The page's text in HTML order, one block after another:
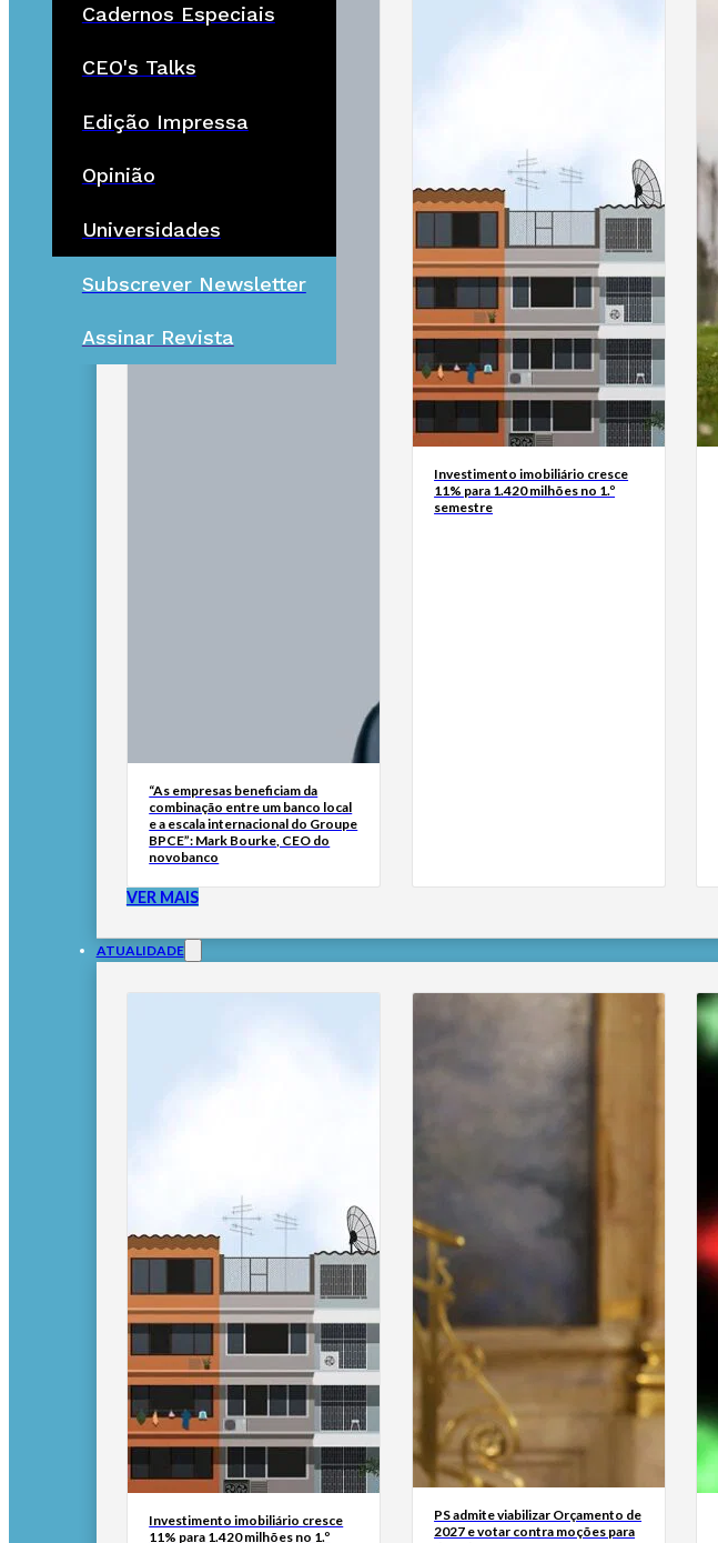
Cadernos Especiais
CEO's Talks
Edição Impressa
Opinião
Universidades
Subscrever Newsletter
Assinar Revista
“As empresas beneficiam da
combinação entre um banco local
e a escala internacional do Groupe
BPCE”: Mark Bourke, CEO do
novobanco
Investimento imobiliário cresce
11% para 1.420 milhões no 1.º
semestre
VER MAIS
ATUALIDADE
Investimento imobiliário cresce
11% para 1.420 milhões no 1.º
PS admite viabilizar Orçamento de
2027 e votar contra moções para